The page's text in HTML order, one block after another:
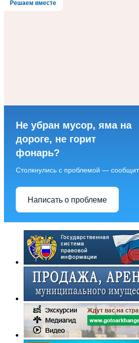
Решаем вместе
Не убран мусор, яма на
дороге, не горит
фонарь?
Столкнулись с проблемой —
Написать о проблеме